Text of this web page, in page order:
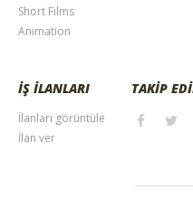
Short Films
Animation
İŞ İLANLARI
İlanları görüntüle
İlan ver
TAKİP